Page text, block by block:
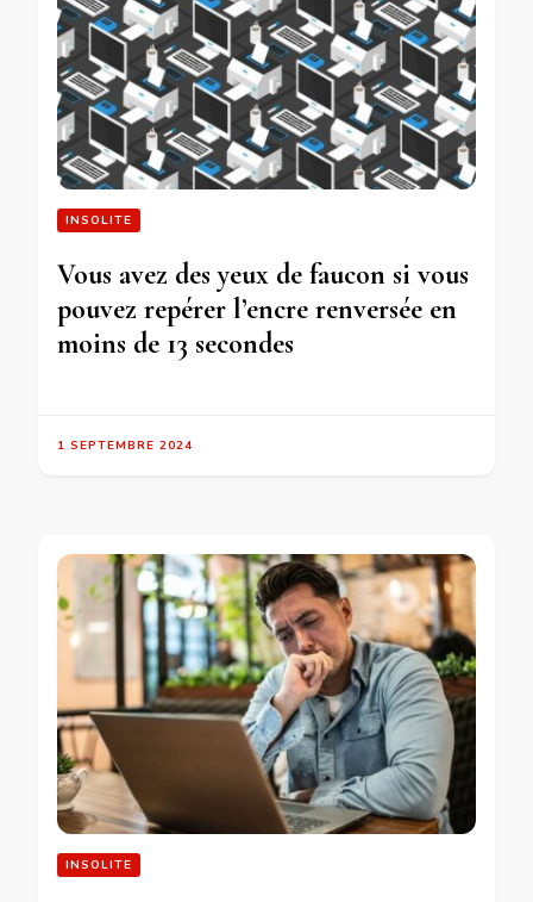
INSOLITE
Vous avez des yeux de faucon si vous
pouvez repérer l’encre renversée en
moins de 13 secondes
1 SEPTEMBRE 2024
INSOLITE